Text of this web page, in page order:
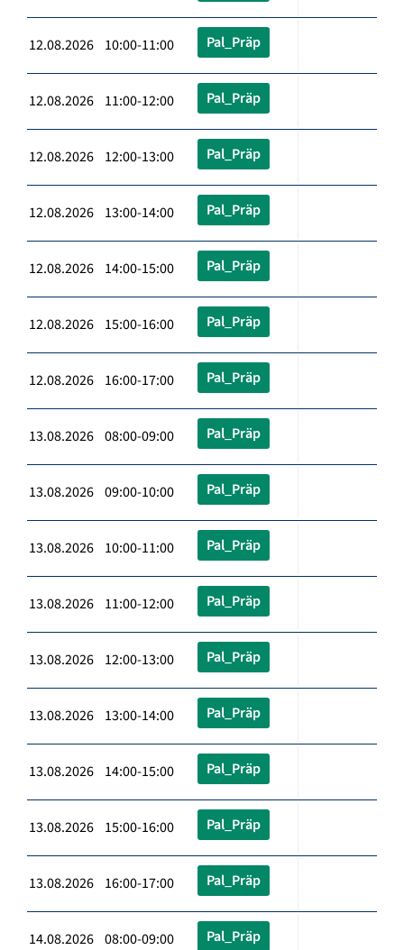
12.08.2026 10:00-11:00 Pal_Präp
12.08.2026 11:00-12:00 Pal_Präp
12.08.2026 12:00-13:00 Pal_Präp
12.08.2026 13:00-14:00 Pal_Präp
12.08.2026 14:00-15:00 Pal_Präp
12.08.2026 15:00-16:00 Pal_Präp
12.08.2026 16:00-17:00 Pal_Präp
13.08.2026 08:00-09:00 Pal_Präp
13.08.2026 09:00-10:00 Pal_Präp
13.08.2026 10:00-11:00 Pal_Präp
13.08.2026 11:00-12:00 Pal_Präp
13.08.2026 12:00-13:00 Pal_Präp
13.08.2026 13:00-14:00 Pal_Präp
13.08.2026 14:00-15:00 Pal_Präp
13.08.2026 15:00-16:00 Pal_Präp
13.08.2026 16:00-17:00 Pal_Präp
14.08.2026 08:00-09:00 Pal_Präp